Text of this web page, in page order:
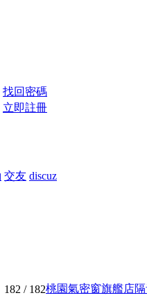
找回密碼
立即註冊
交友 discuz
182 / 182桃園氣密窗旗艦店